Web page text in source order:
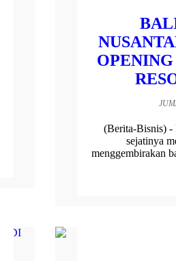
(Berita-Bisnis) -
sejatinya
menggembirakan